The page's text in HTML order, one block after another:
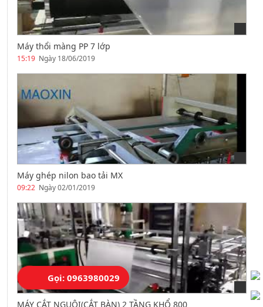
Máy thổi màng PP 7 lớp
15:19 Ngày 18/06/2019
Máy ghép nilon bao tải MX
09:22 Ngày 02/01/2019
MÁY CẮT NGUỘI(CẮT BÀN) 2 TẦNG KHỔ 800
Gọi: 0963980029